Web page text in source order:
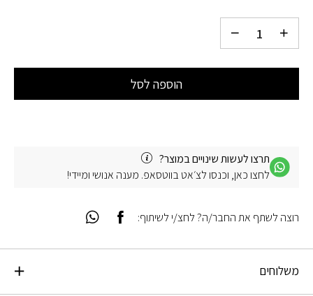
הוספה לסל
תרצו לעשות שינויים במוצר?
לחצו כאן, וכנסו לצ׳אט בווטסאפ. מענה אנושי ומיידי!
משלוחים
רוצה לשתף את החבר/ה? לחצ/י לשיתוף: